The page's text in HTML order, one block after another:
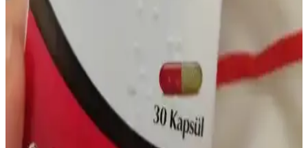
Demir serumu ciltte parlaklık ve ton düzenlerken yan etkiler
oluşturabilir. Kızarıklık, tahriş ve alerji risklerine karşı doğru
kullanım ve dikkat önemlidir. Bilinçli cilt bakımı için öneriler
sunuluyor.
Bebeklerde Demir İlacı Kullanımı: Sağlıklı Büyüme
İçin Doğru Destek ve Bilinçli Yaklaşım
Bebeklerde demir ilacı kullanımı, sağlıklı büyüme ve gelişim için
kritik öneme sahiptir. Dozaj, kullanım şekli ve beslenme dengesiyle
demir eksikliği önlenebilir ve tedavi edilebilir.